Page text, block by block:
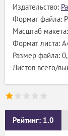
Издательство:
Формат файла:
Масштаб
Формат листа:
Размер файла:
Листов всего/
Рейтинг: 1.0